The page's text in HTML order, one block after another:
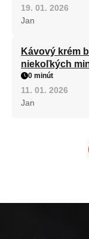
19. 01. 2026
Jan
Kávový krém
niekoľkých
0 minút
11. 01. 2026
Jan